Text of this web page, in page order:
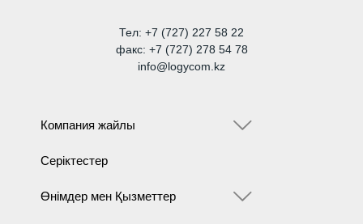
Тел: +7 (727) 227 58 22
факс: +7 (727) 278 54 78
info@logycom.kz
Компания жайлы
Серіктестер
Өнімдер мен Қызметтер